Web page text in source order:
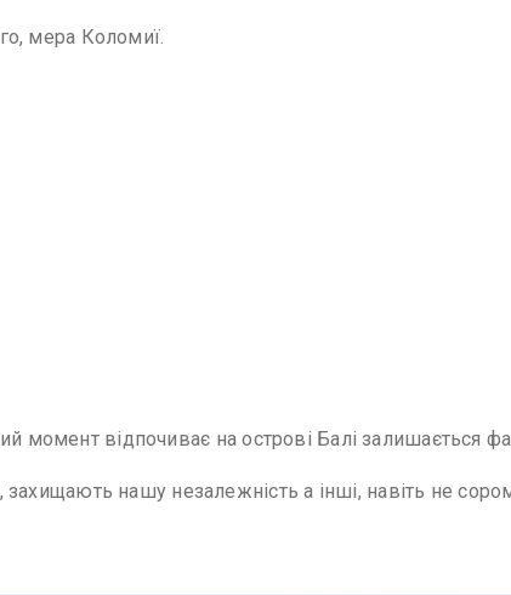
мера Коломиї.
момент відпочиває на острові Балі залишається
нашу незалежність а інші, навіть не